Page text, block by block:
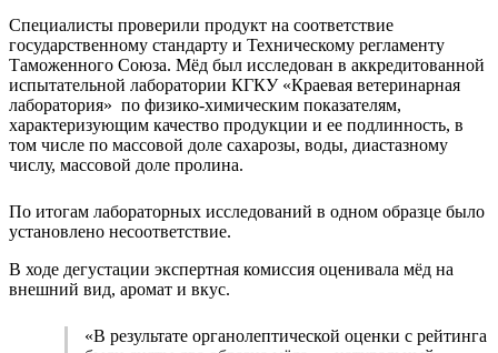
Специалисты проверили продукт на соответствие
государственному стандарту и Техническому регламенту
Таможенного Союза. Мёд был исследован в аккредитованной
испытательной лаборатории КГКУ «Краевая ветеринарная
лаборатория» по физико-химическим показателям,
характеризующим качество продукции и ее подлинность, в
том числе по массовой доле сахарозы, воды, диастазному
числу, массовой доле пролина.
По итогам лабораторных исследований в одном образце было
установлено несоответствие.
В ходе дегустации экспертная комиссия оценивала мёд на
внешний вид, аромат и вкус.
«В результате органолептической оценки с рейтинга